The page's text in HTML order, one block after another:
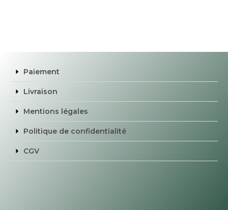
Paiement
Livraison
Mentions légales
Politique de confidentialité
CGV